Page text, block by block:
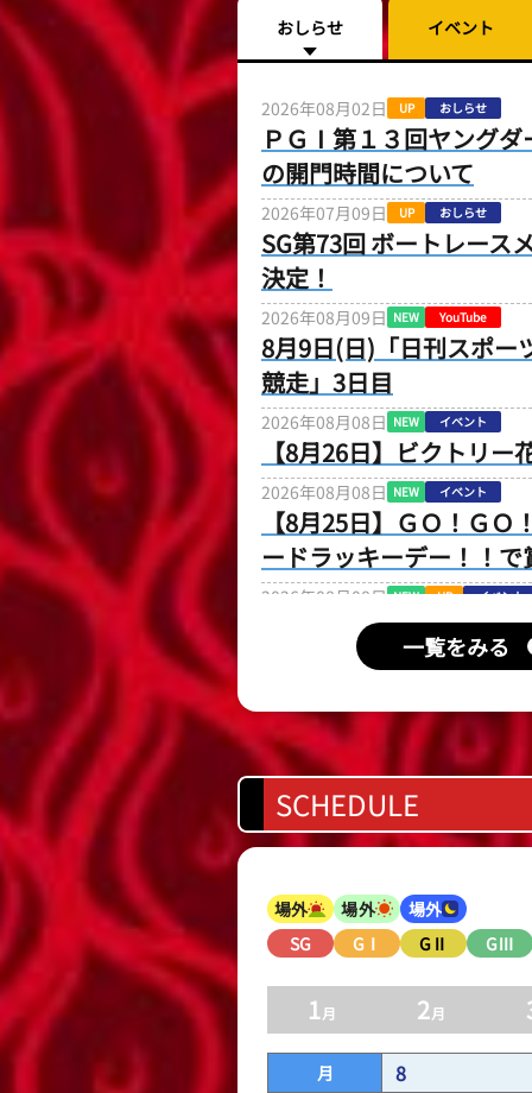
おしらせ イベント
2026年08月02日 UP おしらせ
ＰＧⅠ第１３回ヤングダ
の開門時間について
2026年07月09日 UP おしらせ
SG第73回 ボートレース
決定！
2026年08月09日 NEW YouTube
8月9日(日)「日刊スポー
競走」3日目
2026年08月08日 NEW イベント
【8月26日】ビクトリー
2026年08月08日 NEW イベント
【8月25日】ＧＯ！ＧＯ
ードラッキーデー！！で
2026年08月08日 NEW UP イベント
【8月22日】夏の美味し
2026年08月08日
ボートレース若松
2026年08月08日 イベント
【8月22日〜8月26日】
一覧をみる
SCHEDULE
場外 場外
場外
SG
GⅠ GⅡ GⅢ
1月 2月
月 8